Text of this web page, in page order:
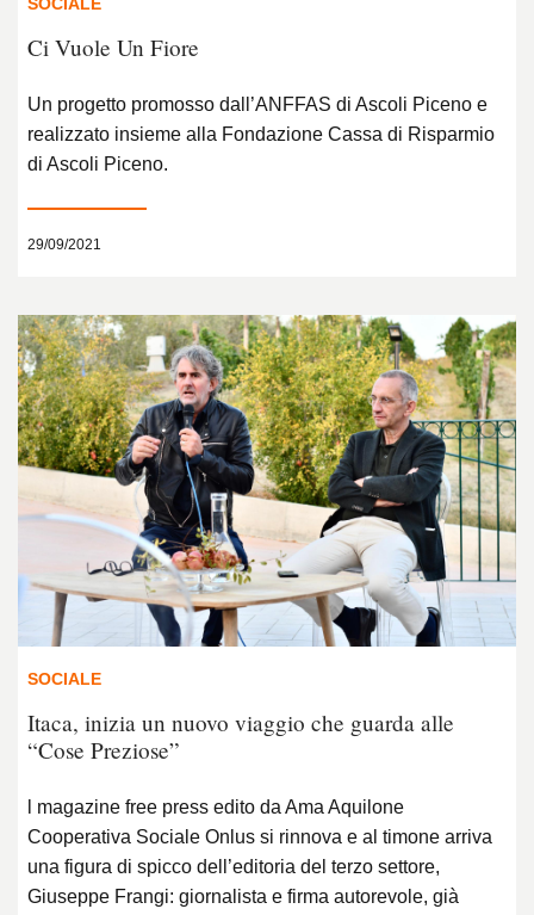
SOCIALE
Ci Vuole Un Fiore
Un progetto promosso dall’ANFFAS di Ascoli Piceno e
realizzato insieme alla Fondazione Cassa di Risparmio
di Ascoli Piceno.
29/09/2021
SOCIALE
Itaca, inizia un nuovo viaggio che guarda alle
“Cose Preziose”
l magazine free press edito da Ama Aquilone
Cooperativa Sociale Onlus si rinnova e al timone arriva
una figura di spicco dell’editoria del terzo settore,
Giuseppe Frangi: giornalista e firma autorevole, già